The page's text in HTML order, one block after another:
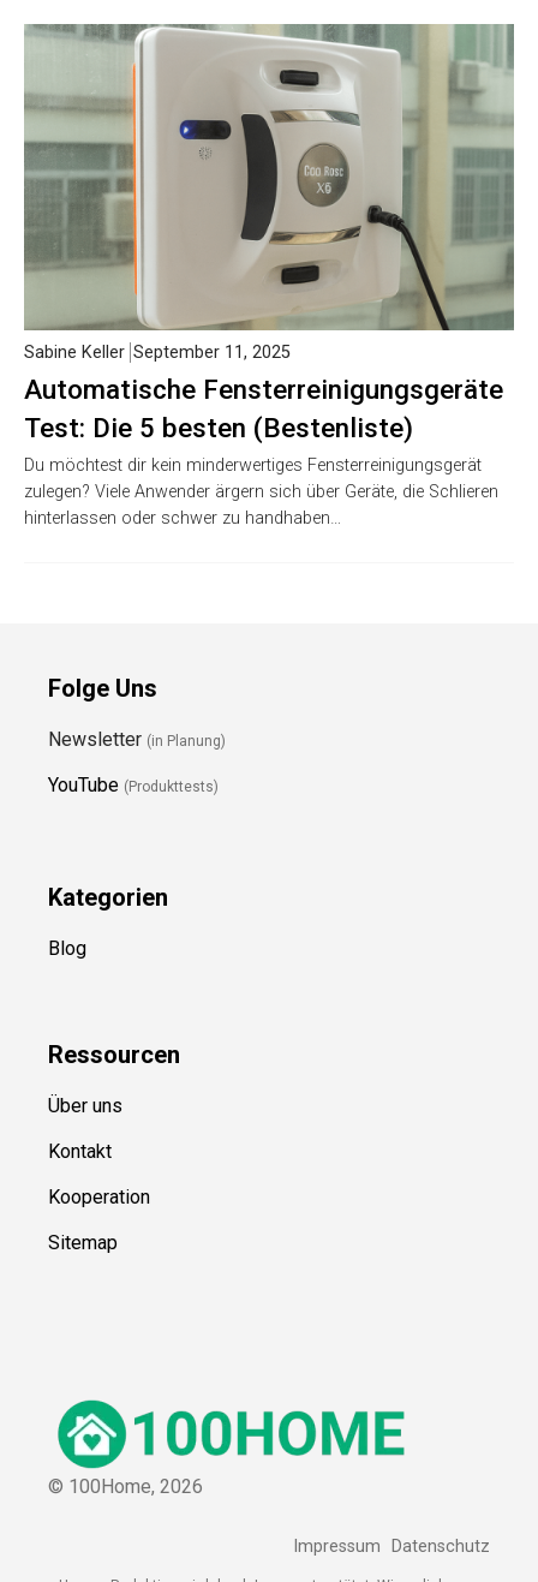
Automatische Fensterreinigungsgeräte
Test: Die 5 besten (Bestenliste)
Sabine Keller September 11, 2025
Du möchtest dir kein minderwertiges Fensterreinigungsgerät
zulegen? Viele Anwender ärgern sich über Geräte, die Schlieren
hinterlassen oder schwer zu handhaben…
Folge Uns
Newsletter (in Planung)
YouTube (Produkttests)
Kategorien
Blog
Ressourcen
Über uns
Kontakt
Kooperation
Sitemap
© 100Home, 2026
Impressum Datenschutz